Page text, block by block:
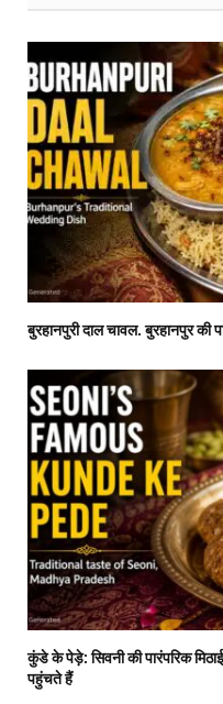
बुरहानपुरी दाल चावल. बुरहानपुर की
कुंडे के पेड़े: सिवनी की पारंपरिक
पहुंचते हैं